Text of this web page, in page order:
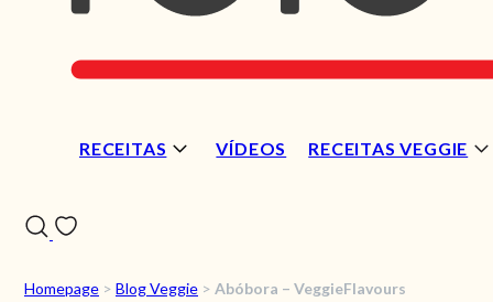
RECEITAS VÍDEOS RECEITAS VEGGIE
Homepage > Blog Veggie > Abóbora – VeggieFlavours